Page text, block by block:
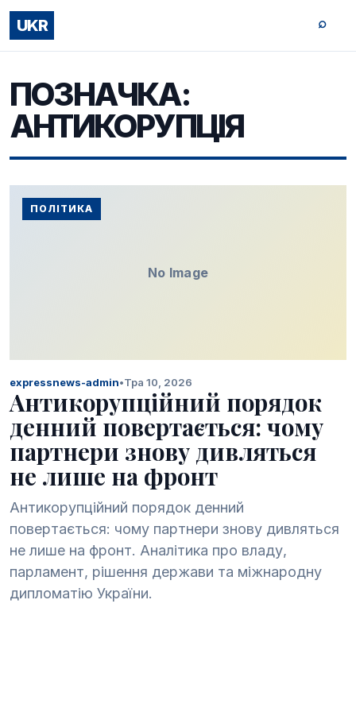
UKR ⌕
ПОЗНАЧКА:
АНТИКОРУПЦІЯ
No Image
ПОЛІТИКА
expressnews-admin•Тра 10, 2026
Антикорупційний порядок
денний повертається: чому
партнери знову дивляться
не лише на фронт
Антикорупційний порядок денний
повертається: чому партнери знову дивляться
не лише на фронт. Аналітика про владу,
парламент, рішення держави та міжнародну
дипломатію України.